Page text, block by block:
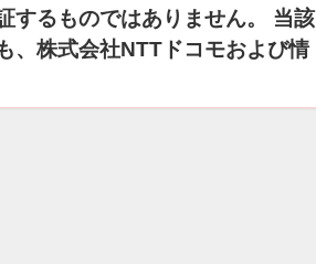
するものではありません。 当該
、株式会社NTTドコモおよび情